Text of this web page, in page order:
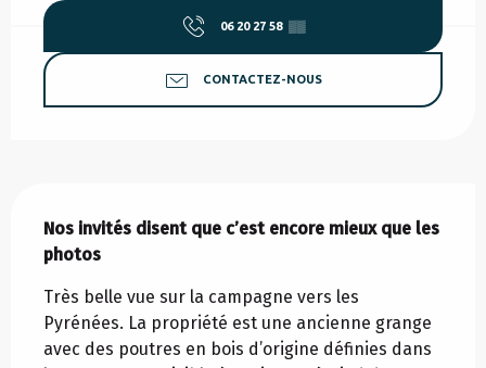
06 20 27 58 ▒▒
CONTACTEZ-NOUS
Nos invités disent que c’est encore mieux que les
photos
Très belle vue sur la campagne vers les
Pyrénées. La propriété est une ancienne grange
avec des poutres en bois d’origine définies dans